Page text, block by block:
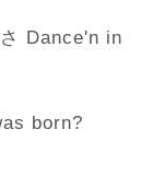
さ Dance'n in
born?